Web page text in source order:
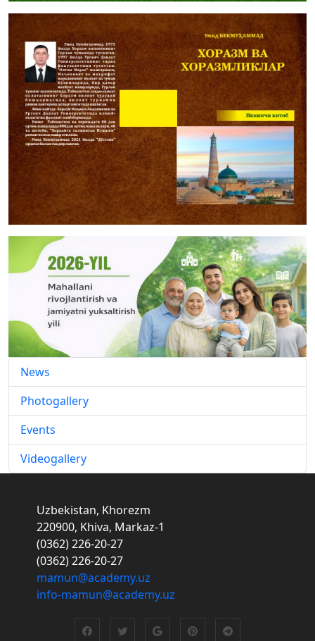
News
Photogallery
Events
Videogallery
Uzbekistan, Khorezm
220900, Khiva, Markaz-1
(0362) 226-20-27
(0362) 226-20-27
mamun@academy.uz
info-mamun@academy.uz